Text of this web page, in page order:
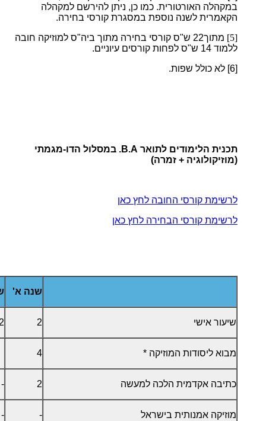
במקהלה האורטורית. כמו כן, ניתן להירשם למקהלה
הקאמרית לשנה נוספת במסגרת קורסי בחירה.
[5]
מתוך22 ש"ס קורסי בחירה מתוך ביה"ס למוזיקה חובה
ללמוד 14 ש"ס לפחות קורסים עיוניים.
[6]
לא כולל שפות.
תכנית הלימודים לתואר B.A. במסלול הדו-מגמתי
(מוזיקולוגיה + זמרה)
לרשימת קורסי החובה לחץ כאן
לרשימת קורסי הבחירה לחץ כאן
שנה א'
שיעור אישי 2
מבוא ליסודות המוזיקה * 4
כתיבה אקדמית הלכה למעשה 2
-
מוזיקה אמנותית בישראל -
-